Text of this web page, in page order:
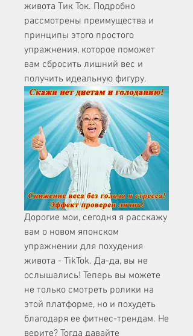
живота Тик Ток. Подробно
рассмотрены преимущества и
принципы этого простого
упражнения, которое поможет
вам сбросить лишний вес и
получить идеальную фигуру.
Дорогие мои, сегодня я расскажу
вам о новом японском
упражнении для похудения
живота - TikTok. Да-да, вы не
ослышались! Теперь вы можете
не только смотреть ролики на
этой платформе, но и похудеть
благодаря ее фитнес-трендам. Не